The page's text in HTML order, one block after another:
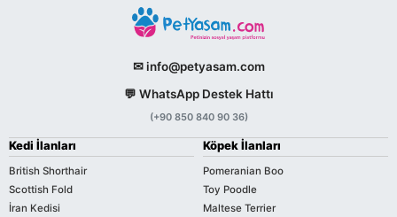
✉ info@petyasam.com
💬 WhatsApp Destek Hattı
(+90 850 840 90 36)
Kedi İlanları
British Shorthair
Scottish Fold
İran Kedisi
Köpek İlanları
Pomeranian Boo
Toy Poodle
Maltese Terrier